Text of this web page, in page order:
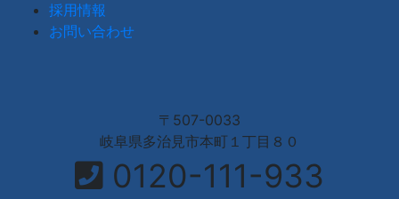
採用情報
お問い合わせ
〒507-0033
岐阜県多治見市本町１丁目８０
0120-111-933